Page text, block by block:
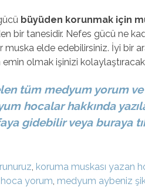
büyüden korunmak için
bir tanesidir. Nefes gücü ne
muska elde edebilirsiniz. İyi bir
olmak işinizi
tüm medyum yorum
hocalar hakkında
gidebilir veya buraya
, koruma muskası yazan
yorum, medyum aybeniz